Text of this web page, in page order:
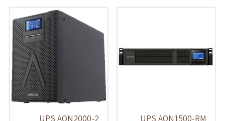
UPS AON1500-RM
UPS AON2000-2